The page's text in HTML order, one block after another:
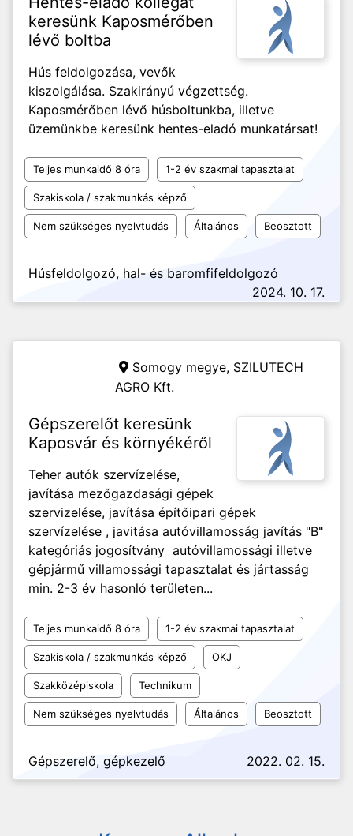
keresünk Kaposmérőben
lévő boltba
Hús feldolgozása, vevők
kiszolgálása. Szakirányú végzettség.
Kaposmérőben lévő húsboltunkba, illetve
üzemünkbe keresünk hentes-eladó munkatársat!
Teljes munkaidő 8 óra 1-2 év szakmai tapasztalat
Szakiskola / szakmunkás képző
Nem szükséges nyelvtudás Általános Beosztott
Húsfeldolgozó, hal- és baromfifeldolgozó
2024. 10. 17.
Somogy megye, SZILUTECH
AGRO Kft.
Gépszerelőt keresünk
Kaposvár és környékéről
Teher autók szervízelése,
javítása mezőgazdasági gépek
szervizelése, javítása építőipari gépek
szervízelése , javitása autóvillamosság javítás "B"
kategóriás jogosítvány autóvillamossági illetve
gépjármű villamossági tapasztalat és jártasság
min. 2-3 év hasonló területen...
Teljes munkaidő 8 óra 1-2 év szakmai tapasztalat
Szakiskola / szakmunkás képző OKJ
Szakközépiskola Technikum
Nem szükséges nyelvtudás Általános Beosztott
Gépszerelő, gépkezelő 2022. 02. 15.